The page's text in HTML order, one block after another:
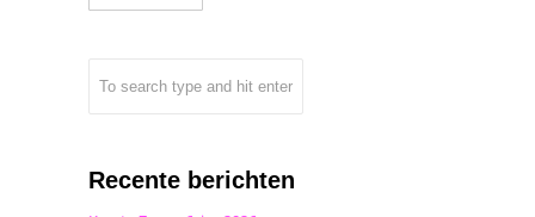
Recente berichten